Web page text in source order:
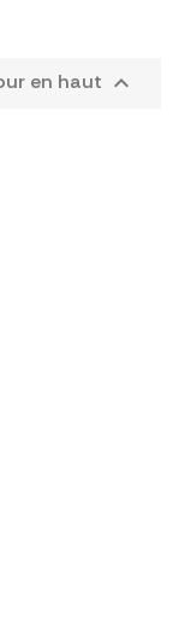
en haut 